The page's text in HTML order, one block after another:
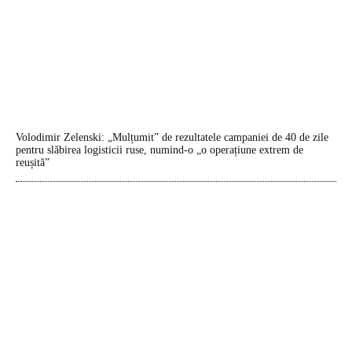
Volodimir Zelenski: „Mulțumit” de rezultatele campaniei de 40 de zile
pentru slăbirea logisticii ruse, numind-o „o operațiune extrem de
reușită”